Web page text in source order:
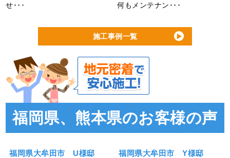
せ･･･
何もメンテナン･･･
施工事例一覧
福岡県、熊本県のお客様の声
福岡県大牟田市 U様邸 福岡県大牟田市 Y様邸